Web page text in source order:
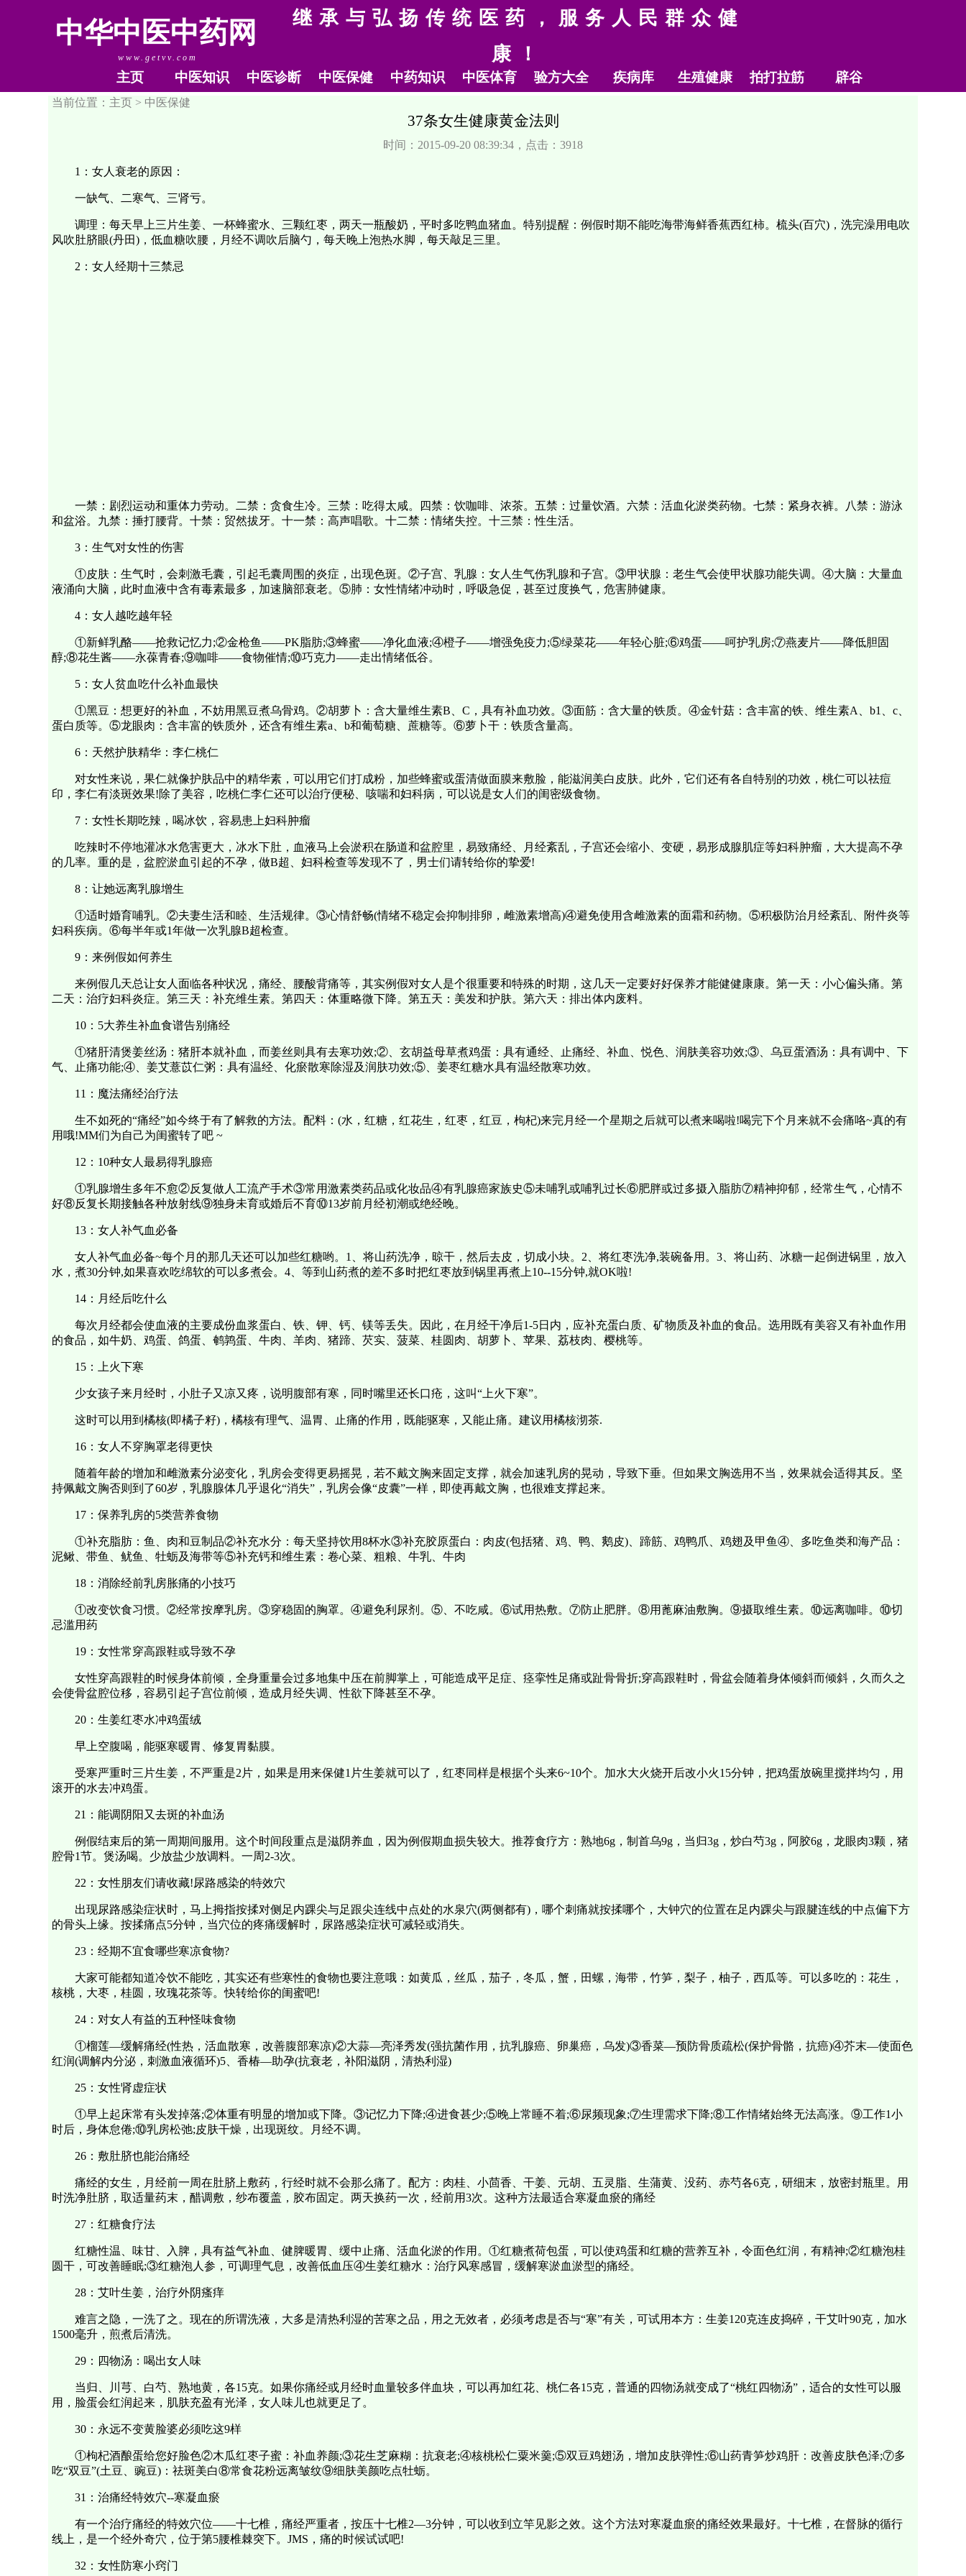
中华中医中药网
www.getvv.com
继承与弘扬传统医药，服务人民群众健
康！
主页 中医知识 中医诊断 中医保健 中药知识 中医体育 验方大全 疾病库 生殖健康 拍打拉筋 辟谷
当前位置：主页 > 中医保健
37条女生健康黄金法则
时间：2015-09-20 08:39:34，点击：3918
1：女人衰老的原因：
一缺气、二寒气、三肾亏。
调理：每天早上三片生姜、一杯蜂蜜水、三颗红枣，两天一瓶酸奶，平时多吃鸭血猪血。特别提醒：例假时期不能吃海带海鲜香蕉西红柿。梳头(百穴)，洗完澡用电吹
风吹肚脐眼(丹田)，低血糖吹腰，月经不调吹后脑勺，每天晚上泡热水脚，每天敲足三里。
2：女人经期十三禁忌
一禁：剧烈运动和重体力劳动。二禁：贪食生冷。三禁：吃得太咸。四禁：饮咖啡、浓茶。五禁：过量饮酒。六禁：活血化淤类药物。七禁：紧身衣裤。八禁：游泳
和盆浴。九禁：捶打腰背。十禁：贸然拔牙。十一禁：高声唱歌。十二禁：情绪失控。十三禁：性生活。
3：生气对女性的伤害
①皮肤：生气时，会刺激毛囊，引起毛囊周围的炎症，出现色斑。②子宫、乳腺：女人生气伤乳腺和子宫。③甲状腺：老生气会使甲状腺功能失调。④大脑：大量血
液涌向大脑，此时血液中含有毒素最多，加速脑部衰老。⑤肺：女性情绪冲动时，呼吸急促，甚至过度换气，危害肺健康。
4：女人越吃越年轻
①新鲜乳酪——抢救记忆力;②金枪鱼——PK脂肪;③蜂蜜——净化血液;④橙子——增强免疫力;⑤绿菜花——年轻心脏;⑥鸡蛋——呵护乳房;⑦燕麦片——降低胆固
醇;⑧花生酱——永葆青春;⑨咖啡——食物催情;⑩巧克力——走出情绪低谷。
5：女人贫血吃什么补血最快
①黑豆：想更好的补血，不妨用黑豆煮乌骨鸡。②胡萝卜：含大量维生素B、C，具有补血功效。③面筋：含大量的铁质。④金针菇：含丰富的铁、维生素A、b1、c、
蛋白质等。⑤龙眼肉：含丰富的铁质外，还含有维生素a、b和葡萄糖、蔗糖等。⑥萝卜干：铁质含量高。
6：天然护肤精华：李仁桃仁
对女性来说，果仁就像护肤品中的精华素，可以用它们打成粉，加些蜂蜜或蛋清做面膜来敷脸，能滋润美白皮肤。此外，它们还有各自特别的功效，桃仁可以祛痘
印，李仁有淡斑效果!除了美容，吃桃仁李仁还可以治疗便秘、咳喘和妇科病，可以说是女人们的闺密级食物。
7：女性长期吃辣，喝冰饮，容易患上妇科肿瘤
吃辣时不停地灌冰水危害更大，冰水下肚，血液马上会淤积在肠道和盆腔里，易致痛经、月经紊乱，子宫还会缩小、变硬，易形成腺肌症等妇科肿瘤，大大提高不孕
的几率。重的是，盆腔淤血引起的不孕，做B超、妇科检查等发现不了，男士们请转给你的挚爱!
8：让她远离乳腺增生
①适时婚育哺乳。②夫妻生活和睦、生活规律。③心情舒畅(情绪不稳定会抑制排卵，雌激素增高)④避免使用含雌激素的面霜和药物。⑤积极防治月经紊乱、附件炎等
妇科疾病。⑥每半年或1年做一次乳腺B超检查。
9：来例假如何养生
来例假几天总让女人面临各种状况，痛经、腰酸背痛等，其实例假对女人是个很重要和特殊的时期，这几天一定要好好保养才能健健康康。第一天：小心偏头痛。第
二天：治疗妇科炎症。第三天：补充维生素。第四天：体重略微下降。第五天：美发和护肤。第六天：排出体内废料。
10：5大养生补血食谱告别痛经
①猪肝清煲姜丝汤：猪肝本就补血，而姜丝则具有去寒功效;②、玄胡益母草煮鸡蛋：具有通经、止痛经、补血、悦色、润肤美容功效;③、乌豆蛋酒汤：具有调中、下
气、止痛功能;④、姜艾薏苡仁粥：具有温经、化瘀散寒除湿及润肤功效;⑤、姜枣红糖水具有温经散寒功效。
11：魔法痛经治疗法
生不如死的“痛经”如今终于有了解救的方法。配料：(水，红糖，红花生，红枣，红豆，枸杞)来完月经一个星期之后就可以煮来喝啦!喝完下个月来就不会痛咯~真的有
用哦!MM们为自己为闺蜜转了吧 ~
12：10种女人最易得乳腺癌
①乳腺增生多年不愈②反复做人工流产手术③常用激素类药品或化妆品④有乳腺癌家族史⑤未哺乳或哺乳过长⑥肥胖或过多摄入脂肪⑦精神抑郁，经常生气，心情不
好⑧反复长期接触各种放射线⑨独身未育或婚后不育⑩13岁前月经初潮或绝经晚。
13：女人补气血必备
女人补气血必备~每个月的那几天还可以加些红糖哟。1、将山药洗净，晾干，然后去皮，切成小块。2、将红枣洗净,装碗备用。3、将山药、冰糖一起倒进锅里，放入
水，煮30分钟,如果喜欢吃绵软的可以多煮会。4、等到山药煮的差不多时把红枣放到锅里再煮上10--15分钟,就OK啦!
14：月经后吃什么
每次月经都会使血液的主要成份血浆蛋白、铁、钾、钙、镁等丢失。因此，在月经干净后1-5日内，应补充蛋白质、矿物质及补血的食品。选用既有美容又有补血作用
的食品，如牛奶、鸡蛋、鸽蛋、鹌鹑蛋、牛肉、羊肉、猪蹄、芡实、菠菜、桂圆肉、胡萝卜、苹果、荔枝肉、樱桃等。
15：上火下寒
少女孩子来月经时，小肚子又凉又疼，说明腹部有寒，同时嘴里还长口疮，这叫“上火下寒”。
这时可以用到橘核(即橘子籽)，橘核有理气、温胃、止痛的作用，既能驱寒，又能止痛。建议用橘核沏茶.
16：女人不穿胸罩老得更快
随着年龄的增加和雌激素分泌变化，乳房会变得更易摇晃，若不戴文胸来固定支撑，就会加速乳房的晃动，导致下垂。但如果文胸选用不当，效果就会适得其反。坚
持佩戴文胸否则到了60岁，乳腺腺体几乎退化“消失”，乳房会像“皮囊”一样，即使再戴文胸，也很难支撑起来。
17：保养乳房的5类营养食物
①补充脂肪：鱼、肉和豆制品②补充水分：每天坚持饮用8杯水③补充胶原蛋白：肉皮(包括猪、鸡、鸭、鹅皮)、蹄筋、鸡鸭爪、鸡翅及甲鱼④、多吃鱼类和海产品：
泥鳅、带鱼、鱿鱼、牡蛎及海带等⑤补充钙和维生素：卷心菜、粗粮、牛乳、牛肉
18：消除经前乳房胀痛的小技巧
①改变饮食习惯。②经常按摩乳房。③穿稳固的胸罩。④避免利尿剂。⑤、不吃咸。⑥试用热敷。⑦防止肥胖。⑧用蓖麻油敷胸。⑨摄取维生素。⑩远离咖啡。⑩切
忌滥用药
19：女性常穿高跟鞋或导致不孕
女性穿高跟鞋的时候身体前倾，全身重量会过多地集中压在前脚掌上，可能造成平足症、痉挛性足痛或趾骨骨折;穿高跟鞋时，骨盆会随着身体倾斜而倾斜，久而久之
会使骨盆腔位移，容易引起子宫位前倾，造成月经失调、性欲下降甚至不孕。
20：生姜红枣水冲鸡蛋绒
早上空腹喝，能驱寒暖胃、修复胃黏膜。
受寒严重时三片生姜，不严重是2片，如果是用来保健1片生姜就可以了，红枣同样是根据个头来6~10个。加水大火烧开后改小火15分钟，把鸡蛋放碗里搅拌均匀，用
滚开的水去冲鸡蛋。
21：能调阴阳又去斑的补血汤
例假结束后的第一周期间服用。这个时间段重点是滋阴养血，因为例假期血损失较大。推荐食疗方：熟地6g，制首乌9g，当归3g，炒白芍3g，阿胶6g，龙眼肉3颗，猪
腔骨1节。煲汤喝。少放盐少放调料。一周2-3次。
22：女性朋友们请收藏!尿路感染的特效穴
出现尿路感染症状时，马上拇指按揉对侧足内踝尖与足跟尖连线中点处的水泉穴(两侧都有)，哪个刺痛就按揉哪个，大钟穴的位置在足内踝尖与跟腱连线的中点偏下方
的骨头上缘。按揉痛点5分钟，当穴位的疼痛缓解时，尿路感染症状可减轻或消失。
23：经期不宜食哪些寒凉食物?
大家可能都知道冷饮不能吃，其实还有些寒性的食物也要注意哦：如黄瓜，丝瓜，茄子，冬瓜，蟹，田螺，海带，竹笋，梨子，柚子，西瓜等。可以多吃的：花生，
核桃，大枣，桂圆，玫瑰花茶等。快转给你的闺蜜吧!
24：对女人有益的五种怪味食物
①榴莲—缓解痛经(性热，活血散寒，改善腹部寒凉)②大蒜—亮泽秀发(强抗菌作用，抗乳腺癌、卵巢癌，乌发)③香菜—预防骨质疏松(保护骨骼，抗癌)④芥末—使面色
红润(调解内分泌，刺激血液循环)5、香椿—助孕(抗衰老，补阳滋阴，清热利湿)
25：女性肾虚症状
①早上起床常有头发掉落;②体重有明显的增加或下降。③记忆力下降;④进食甚少;⑤晚上常睡不着;⑥尿频现象;⑦生理需求下降;⑧工作情绪始终无法高涨。⑨工作1小
时后，身体怠倦;⑩乳房松弛;皮肤干燥，出现斑纹。月经不调。
26：敷肚脐也能治痛经
痛经的女生，月经前一周在肚脐上敷药，行经时就不会那么痛了。配方：肉桂、小茴香、干姜、元胡、五灵脂、生蒲黄、没药、赤芍各6克，研细末，放密封瓶里。用
时洗净肚脐，取适量药末，醋调敷，纱布覆盖，胶布固定。两天换药一次，经前用3次。这种方法最适合寒凝血瘀的痛经
27：红糖食疗法
红糖性温、味甘、入脾，具有益气补血、健脾暖胃、缓中止痛、活血化淤的作用。①红糖煮荷包蛋，可以使鸡蛋和红糖的营养互补，令面色红润，有精神;②红糖泡桂
圆干，可改善睡眠;③红糖泡人参，可调理气息，改善低血压④生姜红糖水：治疗风寒感冒，缓解寒淤血淤型的痛经。
28：艾叶生姜，治疗外阴瘙痒
难言之隐，一洗了之。现在的所谓洗液，大多是清热利湿的苦寒之品，用之无效者，必须考虑是否与“寒”有关，可试用本方：生姜120克连皮捣碎，干艾叶90克，加水
1500毫升，煎煮后清洗。
29：四物汤：喝出女人味
当归、川芎、白芍、熟地黄，各15克。如果你痛经或月经时血量较多伴血块，可以再加红花、桃仁各15克，普通的四物汤就变成了“桃红四物汤”，适合的女性可以服
用，脸蛋会红润起来，肌肤充盈有光泽，女人味儿也就更足了。
30：永远不变黄脸婆必须吃这9样
①枸杞酒酿蛋给您好脸色②木瓜红枣子蜜：补血养颜;③花生芝麻糊：抗衰老;④核桃松仁粟米羹;⑤双豆鸡翅汤，增加皮肤弹性;⑥山药青笋炒鸡肝：改善皮肤色泽;⑦多
吃“双豆”(土豆、豌豆)：祛斑美白⑧常食花粉远离皱纹⑨细肤美颜吃点牡蛎。
31：治痛经特效穴--寒凝血瘀
有一个治疗痛经的特效穴位——十七椎，痛经严重者，按压十七椎2—3分钟，可以收到立竿见影之效。这个方法对寒凝血瘀的痛经效果最好。十七椎，在督脉的循行
线上，是一个经外奇穴，位于第5腰椎棘突下。JMS，痛的时候试试吧!
32：女性防寒小窍门